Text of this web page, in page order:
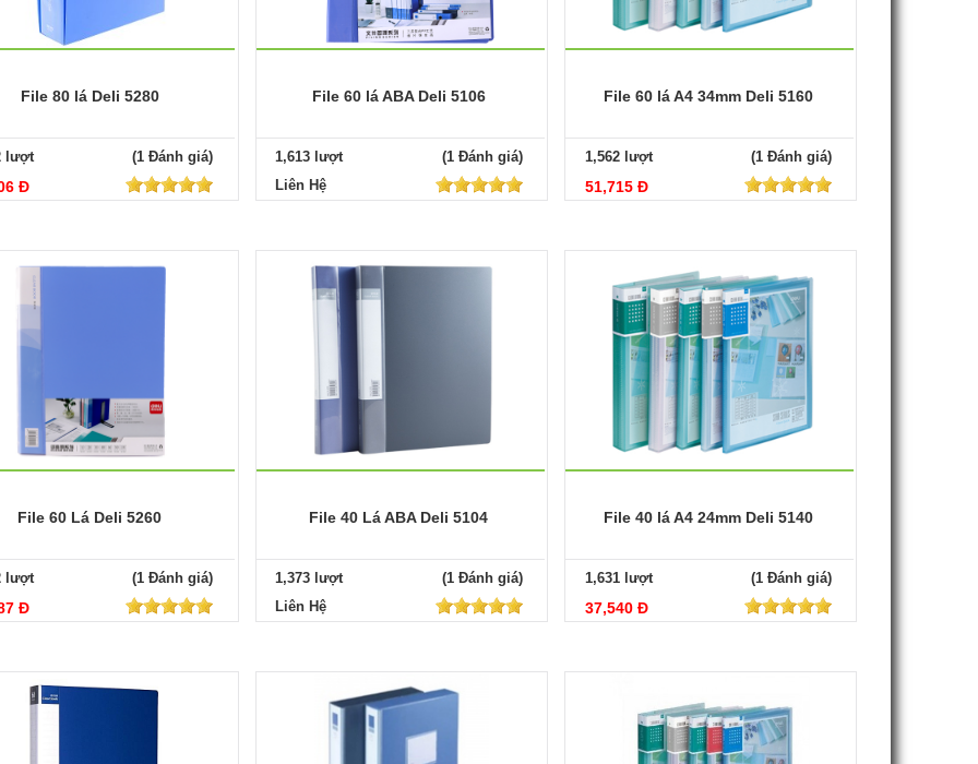
File 80 lá Deli 5280
lượt (1 Đánh giá)
Đ
File 60 lá ABA Deli 5106
1,613 lượt
(1 Đánh giá)
Liên Hệ
File 60 lá A4 34mm Deli 5160
1,562 lượt (1 Đánh giá)
51,715 Đ
File 60 Lá Deli 5260
lượt (1 Đánh giá)
Đ
File 40 Lá ABA Deli 5104
1,373 lượt
(1 Đánh giá)
Liên Hệ
File 40 lá A4 24mm Deli 5140
1,631 lượt (1 Đánh giá)
37,540 Đ